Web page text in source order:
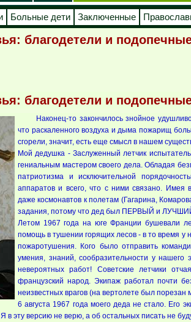
Больные дети Заключенные
благодетели и
благодетели и
Наконец-то закончилось знойное
что раскаленного воздуха и дыма пожарищ
сгорели, значит, есть еще смысл в нашем
Мой дедушка - Заслуженный летчик
гениальным мастером своего дела. Обладая
патриотизма и исключительной
аппаратов и всего, что с ними связано. Имея
даже космонавтов к полетам (Гагарина,
задания, потому что дед был ПЕРВЫЙ и
Летом 1967 года на юге Франции бушевали
помощь в тушении горящих лесов - в то время
пожаротушения. Кого было отправить
умения, знаний, сообразительности у
невероятных работ! Советские летчики
французский народ. Экипаж работал почти
неизвестных врагов (на вертолете был порезан
6 августа 1967 года моего деда не стало. Его
эту версию не верю, а об остальных писать не